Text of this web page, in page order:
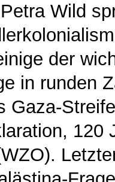
Wild
der
in runden
Gaza-
120